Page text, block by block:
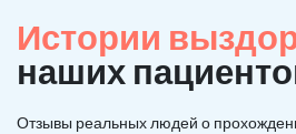
Истории
наших
Отзывы реальных людей о